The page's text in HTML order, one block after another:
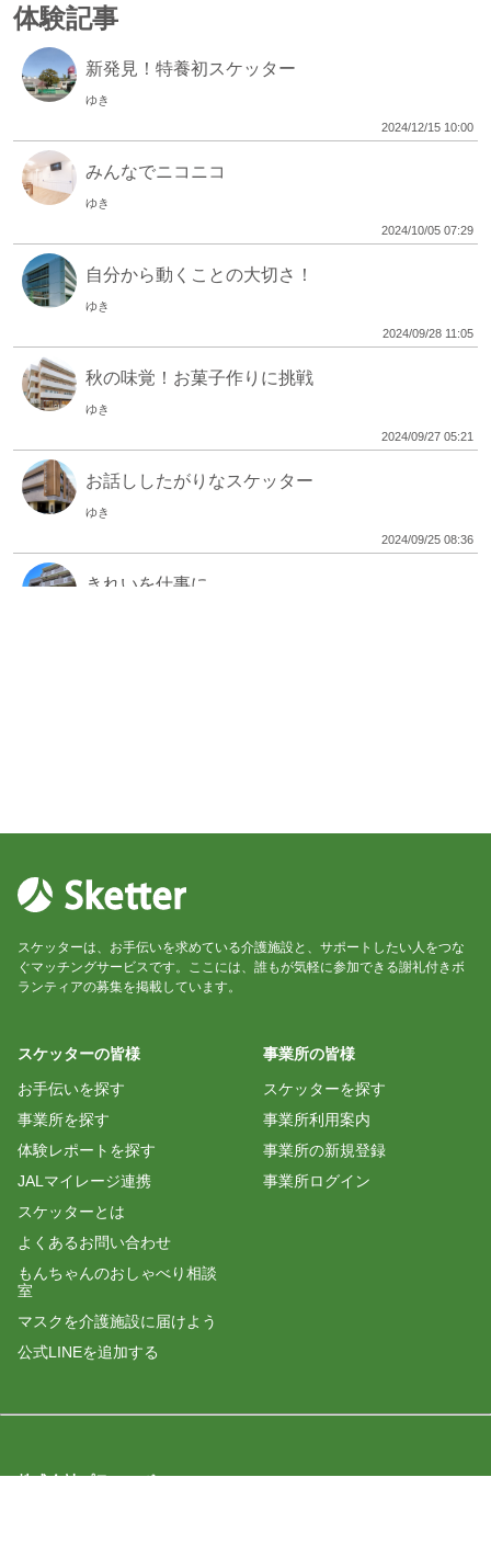
体験記事
新発見！特養初スケッター
ゆき
2024/12/15 10:00
みんなでニコニコ
ゆき
2024/10/05 07:29
自分から動くことの大切さ！
ゆき
2024/09/28 11:05
秋の味覚！お菓子作りに挑戦
ゆき
2024/09/27 05:21
お話ししたがりなスケッター
ゆき
2024/09/25 08:36
きれいを仕事に
スケッターは、お手伝いを求めている介護施設と、サポートしたい人をつな
ぐマッチングサービスです。ここには、誰もが気軽に参加できる謝礼付きボ
ランティアの募集を掲載しています。
スケッターの皆様
お手伝いを探す
事業所を探す
体験レポートを探す
JALマイレージ連携
スケッターとは
よくあるお問い合わせ
もんちゃんのおしゃべり相談
室
マスクを介護施設に届けよう
公式LINEを追加する
事業所の皆様
スケッターを探す
事業所利用案内
事業所の新規登録
事業所ログイン
株式会社プラスロボ